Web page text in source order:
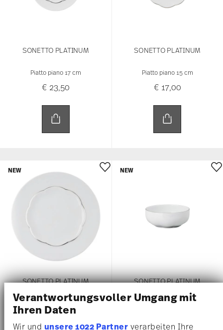
Verantwortungsvoller Umgang mit
Ihren Daten
Wir und unsere 1022 Partnerverarbeiten Ihre
SONETTO PLATINUM
Piatto piano 17 cm
€ 23,50
SONETTO PLATINUM
Piatto piano 15 cm
€ 17,00
SONETTO PLATINUM
Piatto piano 30 cm
NEW
SONETTO PLATINUM
Coppa 15 cm
NEW